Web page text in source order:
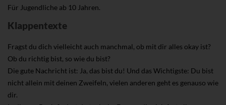
Für Jugendliche ab 10 Jahren.
Klappentexte
Fragst du dich vielleicht auch manchmal, ob mit dir alles okay ist?
Ob du richtig bist, so wie du bist?
Die gute Nachricht ist: Ja, das bist du! Und das Wichtigste: Du bist
nicht allein mit deinen Zweifeln, vielen anderen geht es genauso wie
dir.